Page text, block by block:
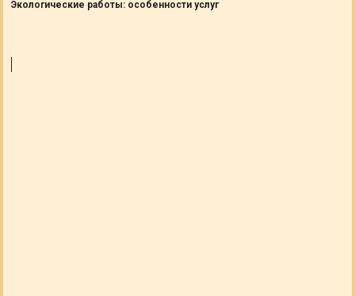
Экологические работы: особенности услуг